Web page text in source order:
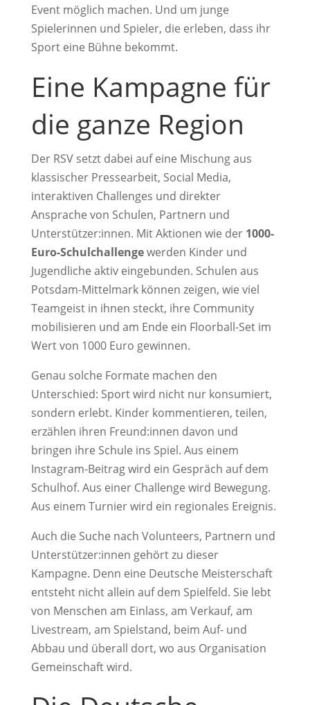
Event möglich machen. Und um junge
Spielerinnen und Spieler, die erleben, dass ihr
Sport eine Bühne bekommt.
Eine Kampagne für
die ganze Region
Der RSV setzt dabei auf eine Mischung aus
klassischer Pressearbeit, Social Media,
interaktiven Challenges und direkter
Ansprache von Schulen, Partnern und
Unterstützer:innen. Mit Aktionen wie der 1000-
Euro-Schulchallengewerden Kinder und
Jugendliche aktiv eingebunden. Schulen aus
Potsdam-Mittelmark können zeigen, wie viel
Teamgeist in ihnen steckt, ihre Community
mobilisieren und am Ende ein Floorball-Set im
Wert von 1000 Euro gewinnen.
Genau solche Formate machen den
Unterschied: Sport wird nicht nur konsumiert,
sondern erlebt. Kinder kommentieren, teilen,
erzählen ihren Freund:innen davon und
bringen ihre Schule ins Spiel. Aus einem
Instagram-Beitrag wird ein Gespräch auf dem
Schulhof. Aus einer Challenge wird Bewegung.
Aus einem Turnier wird ein regionales Ereignis.
Auch die Suche nach Volunteers, Partnern und
Unterstützer:innen gehört zu dieser
Kampagne. Denn eine Deutsche Meisterschaft
entsteht nicht allein auf dem Spielfeld. Sie lebt
von Menschen am Einlass, am Verkauf, am
Livestream, am Spielstand, beim Auf- und
Abbau und überall dort, wo aus Organisation
Gemeinschaft wird.